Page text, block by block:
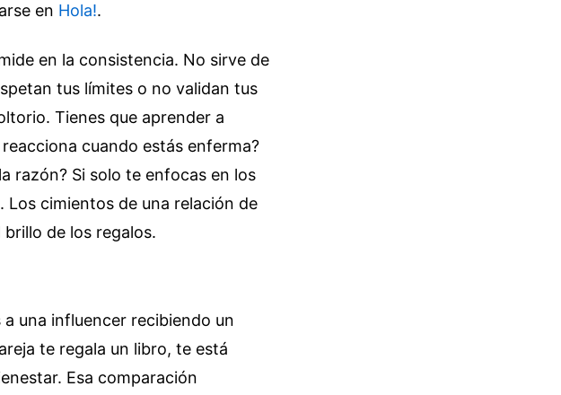
en Hola!.
en la consistencia. No sirve de
tus límites o no validan tus
Tienes que aprender a
cuando estás enferma?
razón? Si solo te enfocas en los
Los cimientos de una relación de
de los regalos.
una influencer recibiendo un
te regala un libro, te está
Esa comparación